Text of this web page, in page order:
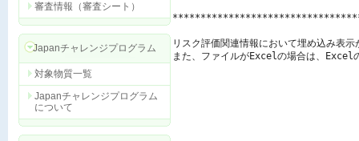
審査情報（審査シート）
Japanチャレンジプログラム
対象物質一覧
Japanチャレンジプログラム
について
リスク評価関連情報において埋め込み表
また、ファイルがExcelの場合は、Excel